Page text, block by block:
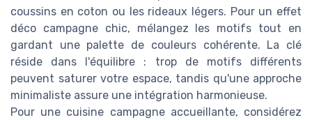
coussins en coton ou les rideaux légers. Pour un effet
déco campagne chic, mélangez les motifs tout en
gardant une palette de couleurs cohérente. La clé
réside dans l'équilibre : trop de motifs différents
peuvent saturer votre espace, tandis qu'une approche
minimaliste assure une intégration harmonieuse.
Pour une cuisine campagne accueillante, considérez